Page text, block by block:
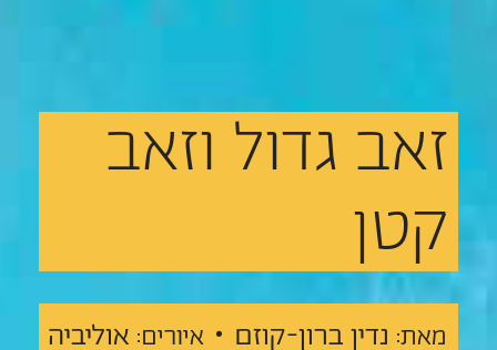
זאב גדול וזאב
קטן
מאת: נדין ברון-קוזם • איורים: אוליביה